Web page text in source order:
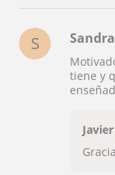
S Sandra
tiene y